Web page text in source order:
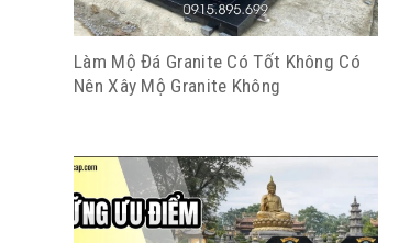
Làm Mộ Đá Granite Có Tốt Không Có
Nên Xây Mộ Granite Không